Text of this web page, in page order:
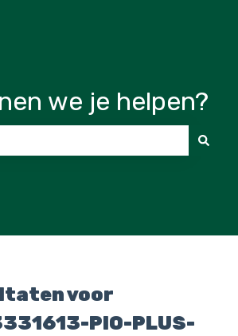
we je helpen?
voor
PIO-PLUS-